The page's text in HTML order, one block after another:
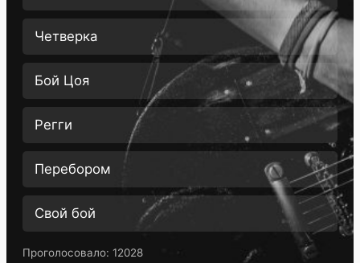
Четверка
Бой Цоя
Регги
Перебором
Свой бой
Проголосовало: 12028